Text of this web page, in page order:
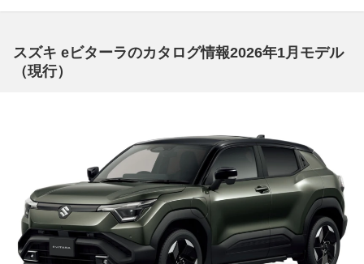
スズキ eビターラのカタログ情報2026年1月モデル
（現行）